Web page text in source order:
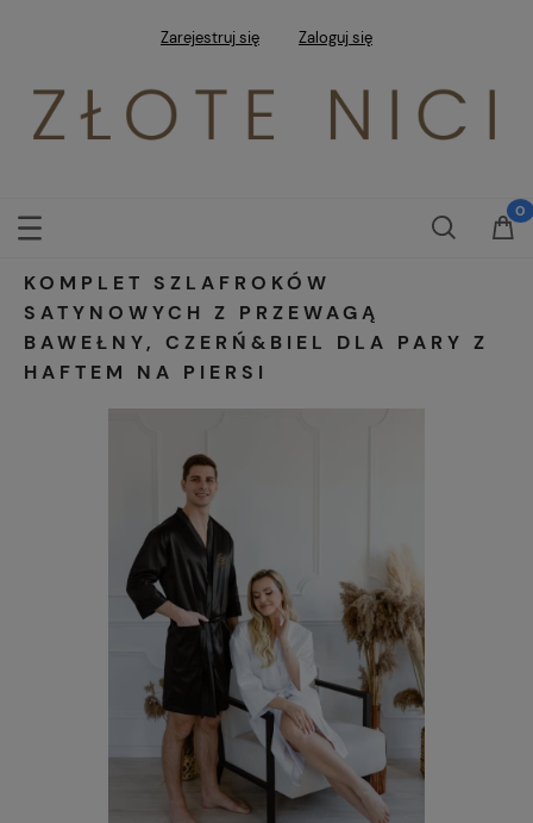
Zarejestruj się Zaloguj się
KOMPLET SZLAFROKÓW
SATYNOWYCH Z PRZEWAGĄ
BAWEŁNY, CZERŃ&BIEL DLA PARY Z
HAFTEM NA PIERSI